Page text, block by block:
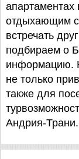
апартаментах
отдыхающим
встречать
подбираем о
информацию.
не только
также для
Андрия-Трани.